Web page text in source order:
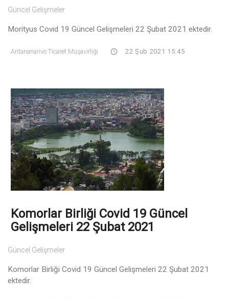
Güncel Gelişmeler
Morityus Covid 19 Güncel Gelişmeleri 22 Şubat 2021 ektedir.
Antananarivo Ticaret Müşavirliği 22 Şub 2021 15:45
Komorlar Birliği Covid 19 Güncel
Gelişmeleri 22 Şubat 2021
Güncel Gelişmeler
Komorlar Birliği Covid 19 Güncel Gelişmeleri 22 Şubat 2021
ektedir.